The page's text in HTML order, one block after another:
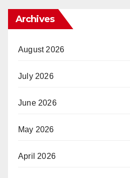
Archives
August 2026
July 2026
June 2026
May 2026
April 2026